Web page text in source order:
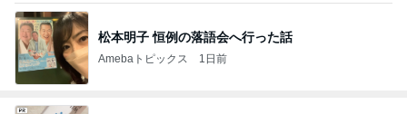
松本明子 恒例の落語会へ行った話
Amebaトピックス 1日前